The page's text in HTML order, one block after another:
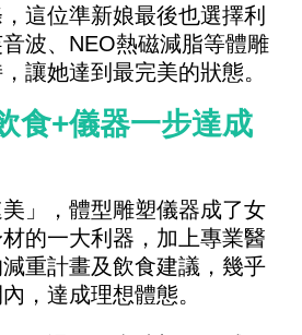
這位準新娘最後也選擇利
波、NEO熱磁減脂等體雕
讓她達到最完美的狀態。
食+儀器一步達成
」，體型雕塑儀器成了女
的一大利器，加上專業醫
重計畫及飲食建議，幾乎
，達成理想體態。